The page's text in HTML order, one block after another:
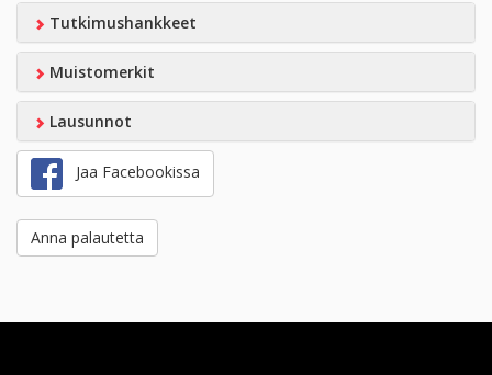
Tutkimushankkeet
Muistomerkit
Lausunnot
Jaa Facebookissa
Anna palautetta